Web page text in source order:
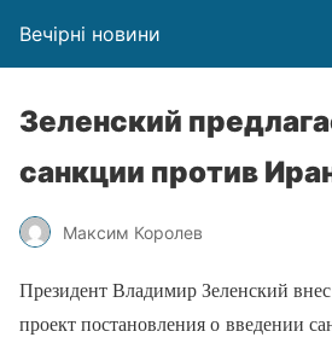
Вечірні новини
Зеленский
санкции против
Максим Королев
Президент Владимир Зеленский
проект постановления о введении